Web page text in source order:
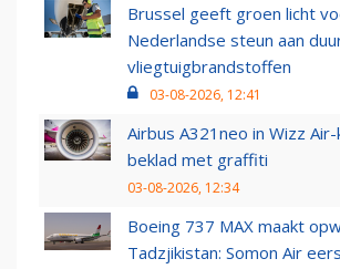
Brussel geeft groen licht
Nederlandse steun aan
vliegtuigbrandstoffen
03-08-2026, 12:41
Airbus A321neo in Wizz
beklad met graffiti
03-08-2026, 12:34
Boeing 737 MAX maakt
Tadzjikistan: Somon Air